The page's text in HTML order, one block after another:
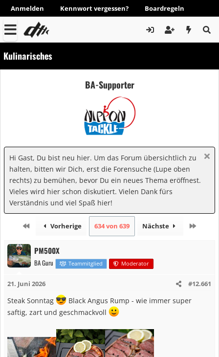
Anmelden Kennwort vergessen? Boardregeln
Kulinarisches
BA-Supporter
Hi Gast, Du bist neu hier. Um das Forum übersichtlich zu
halten, bitten wir Dich, erst die Forensuche (Lupe oben
rechts) zu bemühen, bevor Du ein neues Thema eröffnest.
Vieles wird hier schon diskutiert. Vielen Dank fürs
Verständnis und viel Spaß hier!
Erste Vorherige 634 von 639 Nächste
PM500X
BA Guru Teammitglied Moderator
21. Juni 2026 #12.661
Steak Sonntag
Black Angus Rump - wie immer super
saftig, zart und geschmackvoll